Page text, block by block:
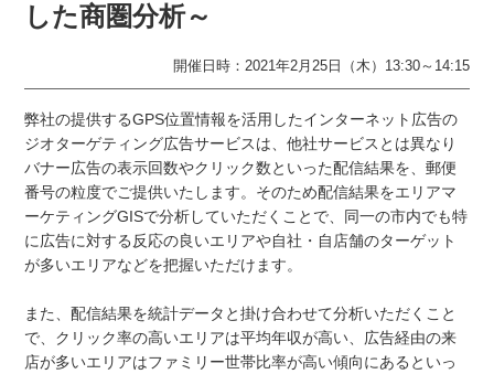
した商圏分析～
開催日時：2021年2月25日（木）13:30～14:15
弊社の提供するGPS位置情報を活用したインターネット広告の
ジオターゲティング広告サービスは、他社サービスとは異なり
バナー広告の表示回数やクリック数といった配信結果を、郵便
番号の粒度でご提供いたします。そのため配信結果をエリアマ
ーケティングGISで分析していただくことで、同一の市内でも特
に広告に対する反応の良いエリアや自社・自店舗のターゲット
が多いエリアなどを把握いただけます。
また、配信結果を統計データと掛け合わせて分析いただくこと
で、クリック率の高いエリアは平均年収が高い、広告経由の来
店が多いエリアはファミリー世帯比率が高い傾向にあるといっ